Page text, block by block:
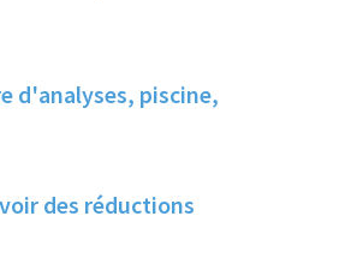
d'analyses, piscine,
des réductions